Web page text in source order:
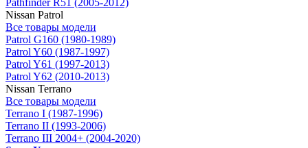
Pathfinder R51 (2005-2012)
Nissan Patrol
Все товары модели
Patrol G160 (1980-1989)
Patrol Y60 (1987-1997)
Patrol Y61 (1997-2013)
Patrol Y62 (2010-2013)
Nissan Terrano
Все товары модели
Terrano I (1987-1996)
Terrano II (1993-2006)
Terrano III 2004+ (2004-2020)